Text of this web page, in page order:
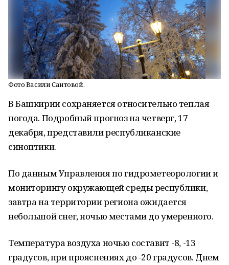
Фото Васили Саитовой.
В Башкирии сохраняется относительно теплая
погода. Подробный прогноз на четверг, 17
декабря, представили республиканские
синоптики.
По данным Управления по гидрометеорологии и
мониторингу окружающей среды республики,
завтра на территории региона ожидается
небольшой снег, ночью местами до умеренного.
Температура воздуха ночью составит -8, -13
градусов, при прояснениях до -20 градусов. Днем